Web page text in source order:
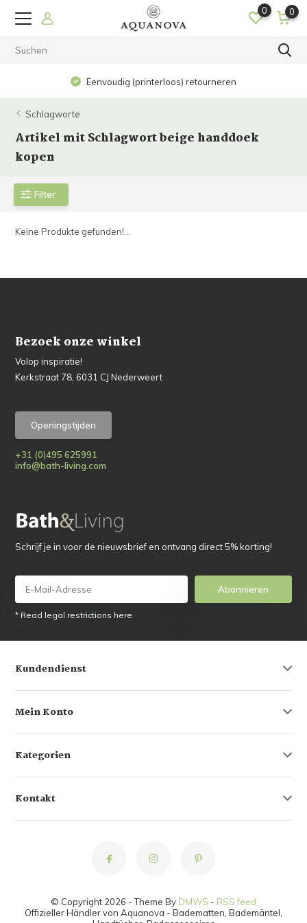
0 0
Eenvoudig (printerloos) retourneren
Schlagworte
Artikel mit Schlagwort beige handdoek
kopen
Filter
Keine Produkte gefunden!...
Bezoek onze winkel
Volop inspiratie!
Kerkstraat 78, 6031 CJ Nederweert
Openingstijden
+31 (0)495 625991
info@bath-living.com
Schrijf je in voor de nieuwsbrief en ontvang direct 5% korting!
Abonnieren
* Read legal restrictions here
Kundendienst
Mein Konto
Kategorien
Kontakt
© Copyright 2026 - Theme By DMWS - RSS feed
Offizieller Händler von Aquanova - Badematten, Bademäntel,